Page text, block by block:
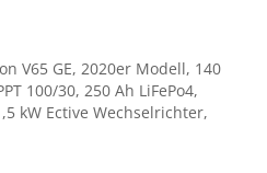
V65 GE, 2020er Modell, 140
100/30, 250 Ah LiFePo4,
kW Ective Wechselrichter,